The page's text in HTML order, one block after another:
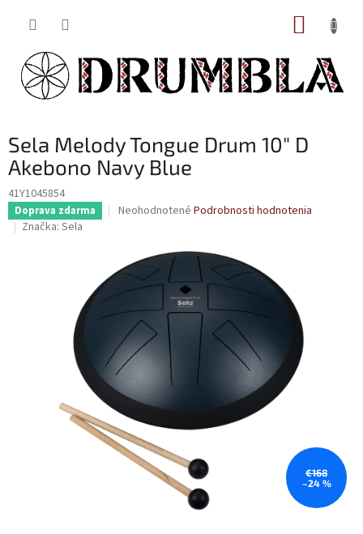
Sela Melody Tongue Drum 10" D
Akebono Navy Blue
41Y1045854
Doprava zdarma
Priemerné
0,0
hviezdičiek.
Neohodnotené Podrobnosti hodnotenia
Značka: Sela
€168
–24 %